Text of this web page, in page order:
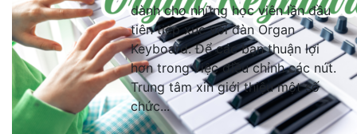
dành cho những học viên lần đầu
tiên tiếp xúc với đàn Organ
Keyboard. Để các bạn thuận lợi
hơn trong việc điều chỉnh các nút.
Trung tâm xin giới thiệu một số
chức...